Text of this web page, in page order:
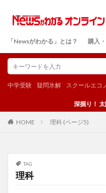
「Newsがわかる」とは？ 購入
中学受験 疑問氷解 スクールエコ
深掘り！
HOME 理科 (ページ5)
TAG
理科